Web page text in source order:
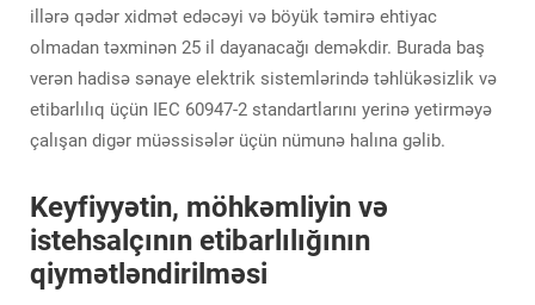
illərə qədər xidmət edəcəyi və böyük təmirə ehtiyac
olmadan təxminən 25 il dayanacağı deməkdir. Burada baş
verən hadisə sənaye elektrik sistemlərində təhlükəsizlik və
etibarlılıq üçün IEC 60947-2 standartlarını yerinə yetirməyə
çalışan digər müəssisələr üçün nümunə halına gəlib.
Keyfiyyətin, möhkəmliyin və
istehsalçının etibarlılığının
qiymətləndirilməsi